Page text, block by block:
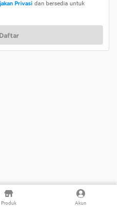
Produk Akun
Privasi dan bersedia untuk
Daftar